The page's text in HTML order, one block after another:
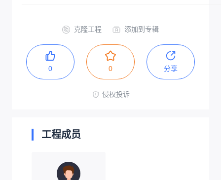
克隆工程 添加到专辑
0 0 分享
侵权投诉
工程成员